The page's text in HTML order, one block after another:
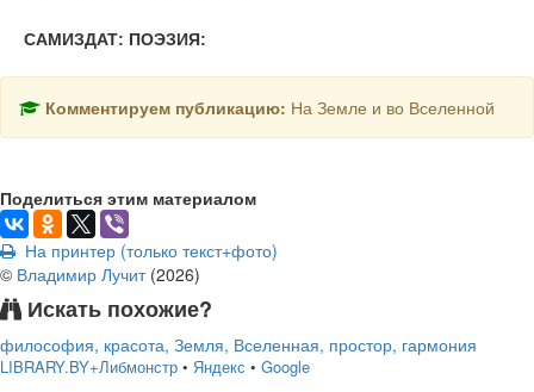
САМИЗДАТ: ПОЭЗИЯ:
Комментируем публикацию: На Земле и во Вселенной
Поделиться этим материалом
На принтер (только текст+фото)
© Владимир Лучит(2026)
Искать похожие?
философия, красота, Земля, Вселенная, простор, гармония
LIBRARY.BY+Либмонстр • Яндекс • Google